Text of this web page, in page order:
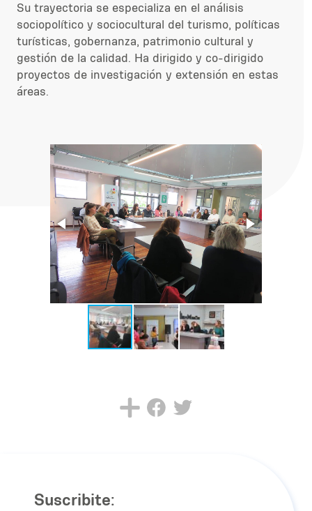
Su trayectoria se especializa en el análisis
sociopolítico y sociocultural del turismo, políticas
turísticas, gobernanza, patrimonio cultural y
gestión de la calidad. Ha dirigido y co-dirigido
proyectos de investigación y extensión en estas
áreas.
Suscribite: